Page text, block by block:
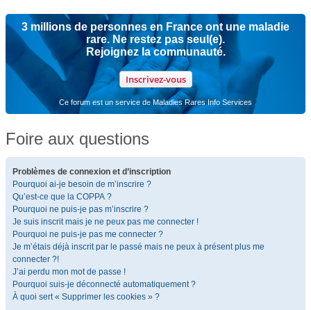
3 millions de personnes en France ont une maladie
rare. Ne restez pas seul(e).
Rejoignez la communauté.
Inscrivez-vous
Ce forum est un service de Maladies Rares Info Services
Foire aux questions
Problèmes de connexion et d’inscription
Pourquoi ai-je besoin de m’inscrire ?
Qu’est-ce que la COPPA ?
Pourquoi ne puis-je pas m’inscrire ?
Je suis inscrit mais je ne peux pas me connecter !
Pourquoi ne puis-je pas me connecter ?
Je m’étais déjà inscrit par le passé mais ne peux à présent plus me
connecter ?!
J’ai perdu mon mot de passe !
Pourquoi suis-je déconnecté automatiquement ?
À quoi sert « Supprimer les cookies » ?